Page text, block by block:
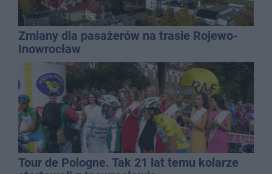
Zmiany dla pasażerów na trasie Rojewo-
Inowrocław
Tour de Pologne. Tak 21 lat temu kolarze